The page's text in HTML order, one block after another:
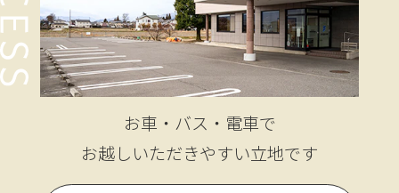
お車・バス・電車で
お越しいただきやすい立地です